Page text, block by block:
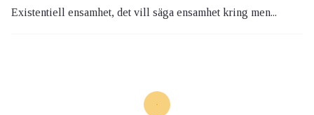
Existentiell ensamhet, det vill säga ensamhet kring men...